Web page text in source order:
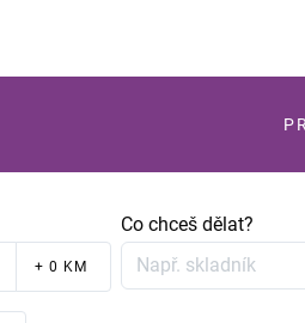
+ 0 KM
Co chceš dělat?